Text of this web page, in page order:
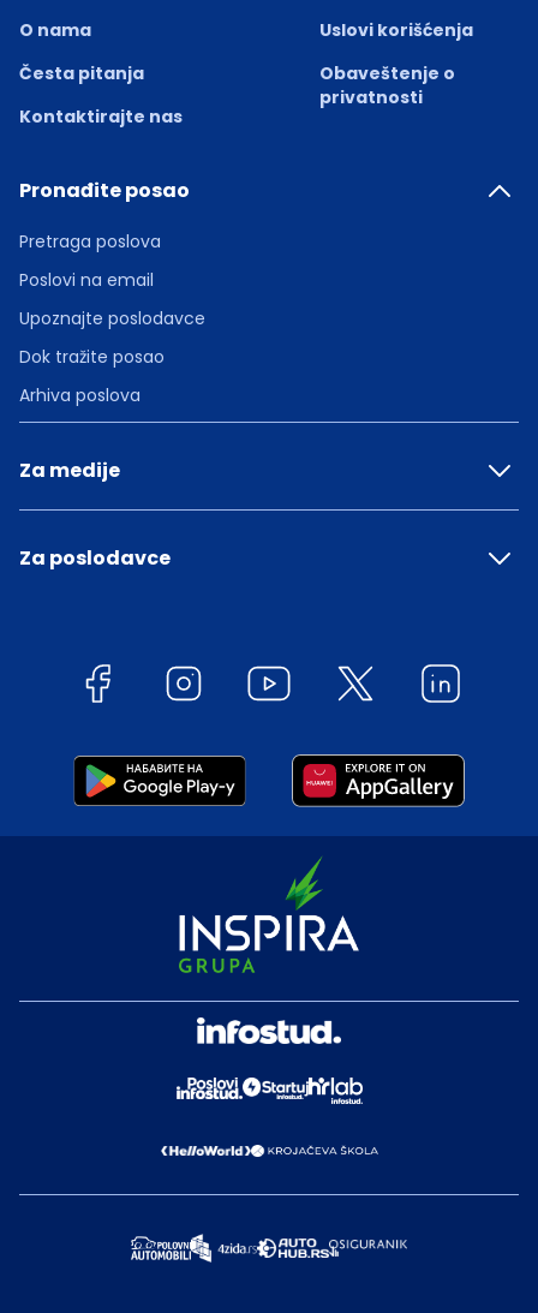
O nama
Česta pitanja
Kontaktirajte nas
Uslovi korišćenja
Obaveštenje o
privatnosti
Pronađite posao
Pretraga poslova
Poslovi na email
Upoznajte poslodavce
Dok tražite posao
Arhiva poslova
Za medije
Za poslodavce